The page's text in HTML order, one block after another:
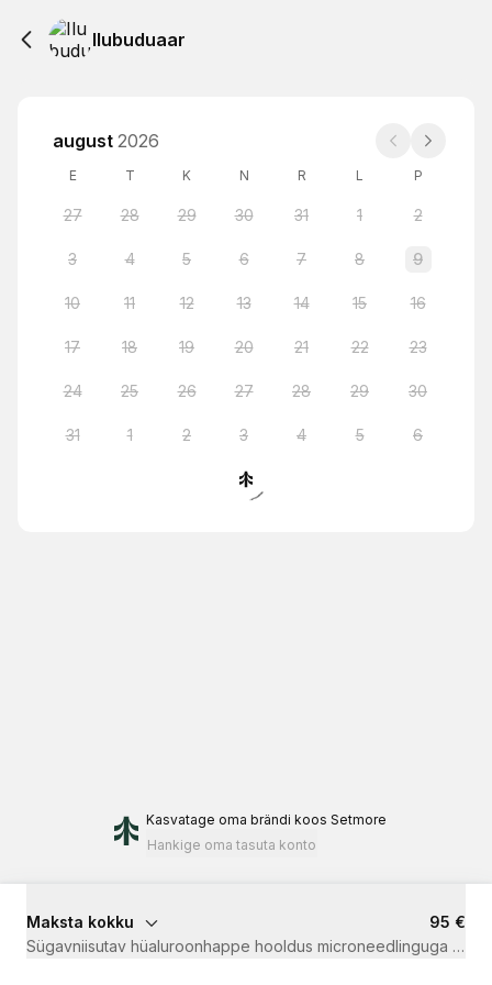
Ilubuduaar
august 2026
E T K N R L P
27 28 29 30 31 1 2
3 4 5 6 7 8 9
10 11 12 13 14 15 16
17 18 19 20 21 22 23
24 25 26 27 28 29 30
31 1 2 3 4 5 6
Kasvatage oma brändi koos Setmore
Hankige oma tasuta konto
Maksta kokku
95 €
Sügavniisutav hüaluroonhappe hooldus microneedlinguga ·1 t